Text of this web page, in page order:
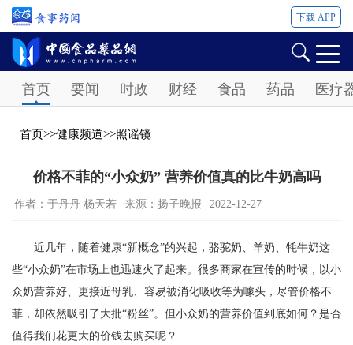
下载 APP
首页 要闻 时政 财经 食品 药品 医疗
首页>>健康频道>>照谣镜
价格不菲的“小众奶” 营养价值真的比牛奶高吗
作者：于丹丹 杨天若 来源：扬子晚报 2022-12-27
近几年，随着健康“新概念”的兴起，骆驼奶、羊奶、牦牛奶这
些“小众奶”在市场上也迅速火了起来。很多商家在宣传的时候，以小
众奶营养好、更接近母乳、容易被消化吸收等为噱头，尽管价格不
菲，却依然吸引了大批“粉丝”。但小众奶的营养价值到底如何？是否
值得我们花更大的价钱去购买呢？